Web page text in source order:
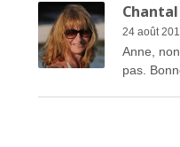
24 août
Anne,
pas.